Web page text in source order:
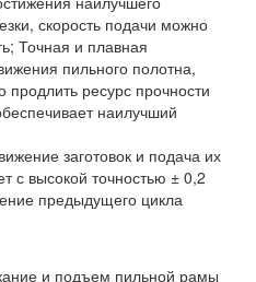
скорость подачи можно
Точная и плавная
пильного полотна,
продлить ресурс прочности
наилучший
заготовок и подача их
с высокой точностью ± 0,2
предыдущего цикла
и подъем пильной рамы